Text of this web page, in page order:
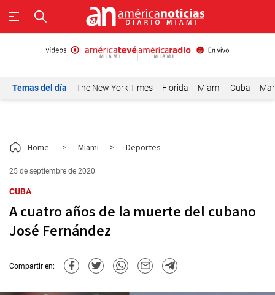
Temas del día The New York Times Florida Miami Cuba
Home > Miami > Deportes
25 de septiembre de 2020
CUBA
A cuatro años de la muerte del cubano
José Fernández
Compartir en: